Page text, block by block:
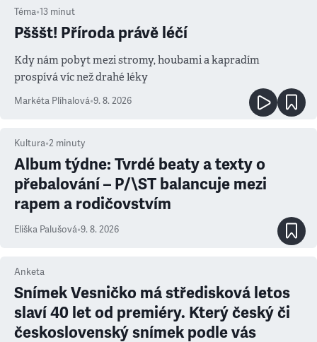
Téma•13 minut
Pšššt! Příroda právě léčí
Kdy nám pobyt mezi stromy, houbami a kapradím
prospívá víc než drahé léky
Markéta Plíhalová•9. 8. 2026
Kultura•2 minuty
Album týdne: Tvrdé beaty a texty o
přebalování – P/\ST balancuje mezi
rapem a rodičovstvím
Eliška Palušová•9. 8. 2026
Anketa
Snímek Vesničko má středisková letos
slaví 40 let od premiéry. Který český či
československý snímek podle vás